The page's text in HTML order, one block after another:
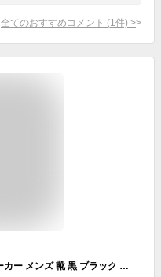
全てのおすすめコメント (1 件) >
【18日限定★P8倍】 アシックス スニーカー メンズ 靴 黒 ブラック 白 ホワイト 幅広 4E EXTRA WIDE ランニングシューズ ウォーキングシューズ 履きやすい 歩きやすい 疲れない 滑らない おしゃれ かっこいい 大きいサイズ 通勤 通学 asics JOLT5 1011B964 002 003 100